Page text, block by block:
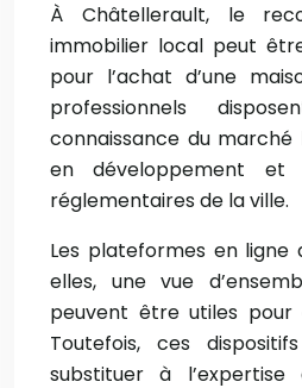
À Châtellerault, le
immobilier local peut
pour l’achat d’une
professionnels
connaissance du
en développement et
réglementaires de la ville.
Les plateformes en
elles, une vue
peuvent être utiles pour
Toutefois, ces
substituer à l’expertise